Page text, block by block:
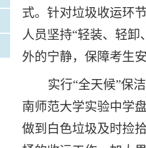
式。针对垃圾收运环
人员坚持“轻装、轻
外的宁静，保障考生
实行“全天候”保
南师范大学实验中学
做到白色垃圾及时捡